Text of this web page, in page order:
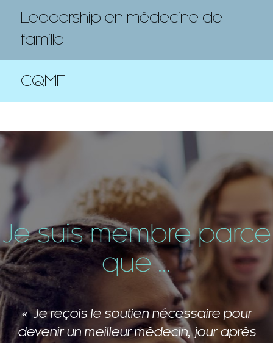
Leadership en médecine de
famille
CQMF
Je suis membre parce
que ...
Je reçois le soutien nécessaire pour
devenir un meilleur médecin, jour après